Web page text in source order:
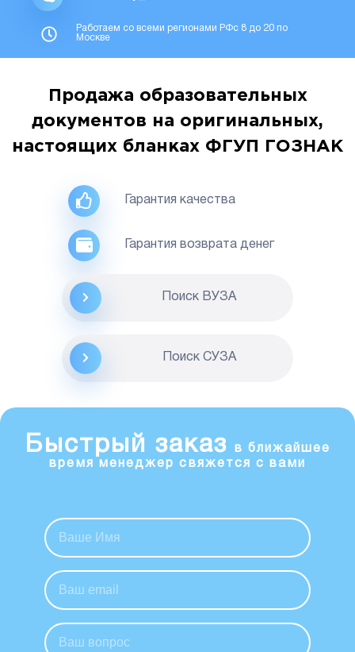
Работаем со всеми регионами РФс 8 до 20 по
Москве
Продажа образовательных
документов на оригинальных,
настоящих бланках ФГУП ГОЗНАК
Гарантия качества
Гарантия возврата денег
Поиск ВУЗА
Поиск CУЗА
Быстрый заказ
в ближайшее
время менеджер свяжется с вами